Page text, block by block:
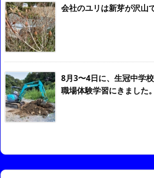
会社のユリは新芽が沢山
8月3〜4日に、生冠中学校
職場体験学習にきました。